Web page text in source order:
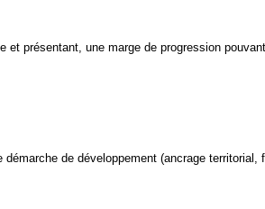
présentant, une marge de progression
de développement (ancrage